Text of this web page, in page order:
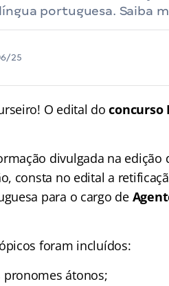
portuguesa. Saiba
25
O edital doconcurso
divulgada na
consta no edital a
para o cargo de
foram incluídos:
pronomes átonos;